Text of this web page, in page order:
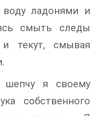
ладонями и
смыть следы
текут, смывая
я своему
собственного